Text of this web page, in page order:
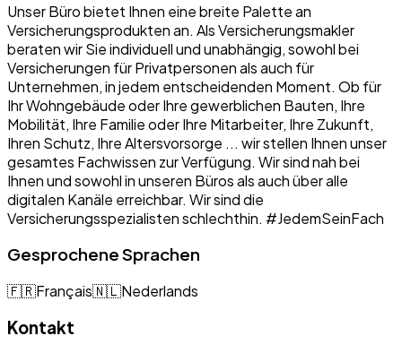
Unser Büro bietet Ihnen eine breite Palette an
Versicherungsprodukten an. Als Versicherungsmakler
beraten wir Sie individuell und unabhängig, sowohl bei
Versicherungen für Privatpersonen als auch für
Unternehmen, in jedem entscheidenden Moment. Ob für
Ihr Wohngebäude oder Ihre gewerblichen Bauten, Ihre
Mobilität, Ihre Familie oder Ihre Mitarbeiter, Ihre Zukunft,
Ihren Schutz, Ihre Altersvorsorge ... wir stellen Ihnen unser
gesamtes Fachwissen zur Verfügung. Wir sind nah bei
Ihnen und sowohl in unseren Büros als auch über alle
digitalen Kanäle erreichbar. Wir sind die
Versicherungsspezialisten schlechthin. #JedemSeinFach
Gesprochene Sprachen
🇫🇷Français🇳🇱Nederlands
Kontakt